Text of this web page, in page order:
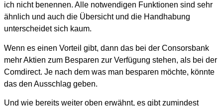
ich nicht benennen. Alle notwendigen Funktionen sind sehr
ähnlich und auch die Übersicht und die Handhabung
unterscheidet sich kaum.
Wenn es einen Vorteil gibt, dann das bei der Consorsbank
mehr Aktien zum Besparen zur Verfügung stehen, als bei der
Comdirect. Je nach dem was man besparen möchte, könnte
das den Ausschlag geben.
Und wie bereits weiter oben erwähnt, es gibt zumindest